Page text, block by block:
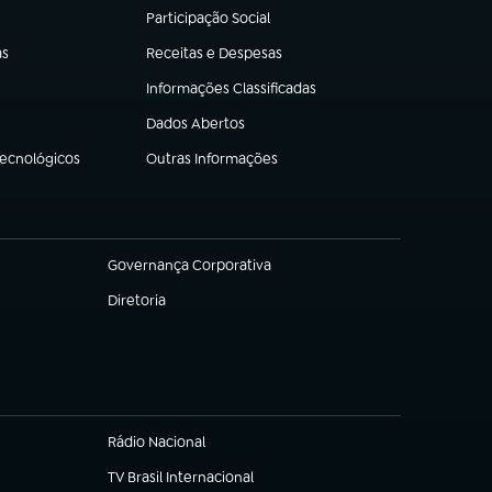
Participação Social
(abre em nova aba)
Receitas e Despesas
(abre em nova aba)
Informações Classificadas
(abre em nova aba)
Dados Abertos
(abre em nova aba)
Outras Informações
(abre em nova aba)
Governança Corporativa
(abre em nova aba)
Diretoria
(abre em nova aba)
Rádio Nacional
TV Brasil Internacional
(abre em nova aba)